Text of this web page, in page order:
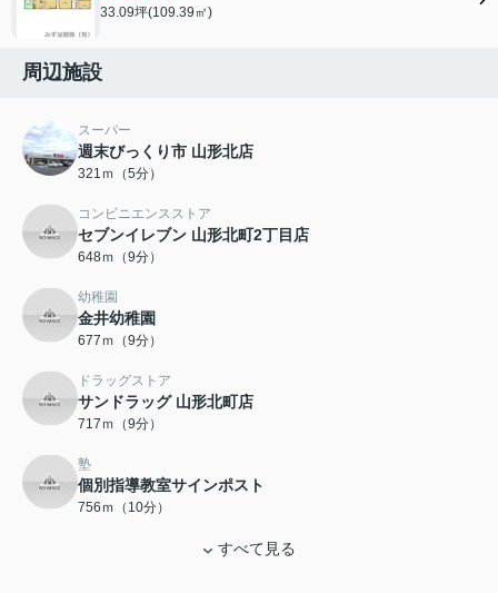
33.09坪(109.39㎡)
周辺施設
スーパー
週末びっくり市 山形北店
321ｍ（5分）
コンビニエンスストア
セブンイレブン 山形北町2丁目店
648ｍ（9分）
幼稚園
金井幼稚園
677ｍ（9分）
ドラッグストア
サンドラッグ 山形北町店
717ｍ（9分）
塾
個別指導教室サインポスト
756ｍ（10分）
すべて見る